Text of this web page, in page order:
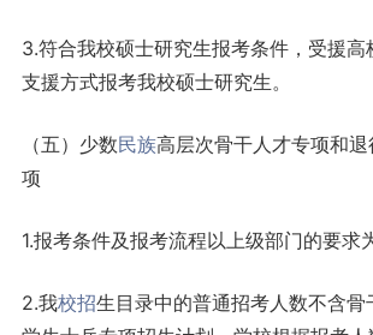
3.符合我校硕士研究生报考条件，受援高
支援方式报考我校硕士研究生。
（五）少数民族高层次骨干人才专项和退
项
1.报考条件及报考流程以上级部门的要求
2.我校招生目录中的普通招考人数不含骨